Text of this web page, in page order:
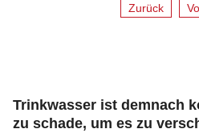
Zurück
Trinkwasser ist demnach
zu schade, um es zu